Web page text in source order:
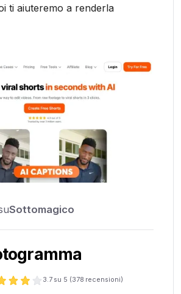
ti aiuteremo a renderla
Sottomagico
3.7 su 5 (378 recensioni)